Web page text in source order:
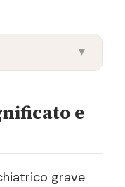
▼
le
e
grave